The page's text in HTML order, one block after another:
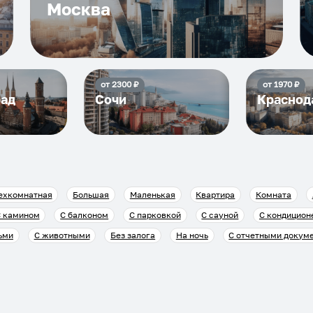
Москва
от 2300₽
Сочи
от 1970₽
Большая Маленькая Квартира Комната
камином С балконом С парковкой С сауной
С
С животными Без залога На ночь С отчетными